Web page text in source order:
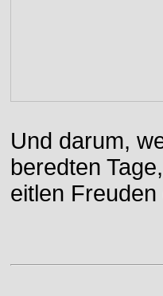
Und darum,
beredten
eitlen Freuden